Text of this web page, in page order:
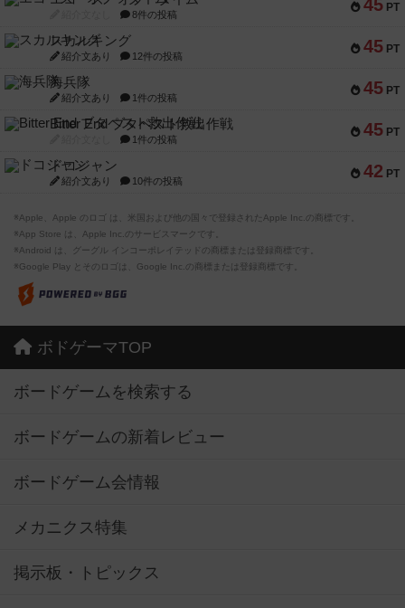
45 PT
8件の投稿
45 PT
スカルキング
紹介文あり 12件の投稿
45 PT
海兵隊
紹介文あり 1件の投稿
45 PT
Bitter End ブタペスト救出作戦
1件の投稿
42 PT
ドコジャン
紹介文あり 10件の投稿
※Apple、Apple のロゴ は、米国および他の国々で登録されたApple Inc.の商標です。
※App Store は、Apple Inc.のサービスマークです。
※Android は、グーグル インコーポレイテッドの商標または登録商標です。
※Google Play とそのロゴは、Google Inc.の商標または登録商標です。
ボドゲーマTOP
ボードゲームを検索する
ボードゲームの新着レビュー
ボードゲーム会情報
メカニクス特集
掲示板・トピックス